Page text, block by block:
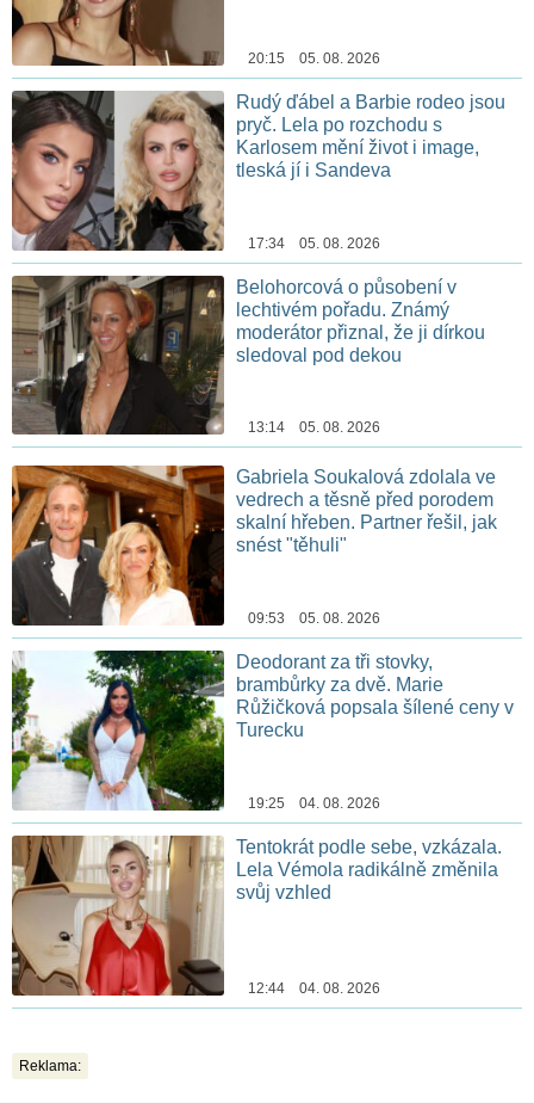
20:15 05. 08. 2026
Rudý ďábel a Barbie rodeo jsou
pryč. Lela po rozchodu s
Karlosem mění život i image,
tleská jí i Sandeva
17:34 05. 08. 2026
Belohorcová o působení v
lechtivém pořadu. Známý
moderátor přiznal, že ji dírkou
sledoval pod dekou
13:14 05. 08. 2026
Gabriela Soukalová zdolala ve
vedrech a těsně před porodem
skalní hřeben. Partner řešil, jak
snést "těhuli"
09:53 05. 08. 2026
Deodorant za tři stovky,
brambůrky za dvě. Marie
Růžičková popsala šílené ceny v
Turecku
19:25 04. 08. 2026
Tentokrát podle sebe, vzkázala.
Lela Vémola radikálně změnila
svůj vzhled
12:44 04. 08. 2026
Reklama: